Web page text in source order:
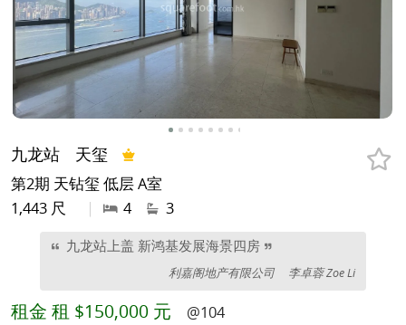
九龙站 天玺
第2期 天钻玺 低层 A室
1,443 尺
| 4 3
九龙站上盖 新鸿基发展海景四房
利嘉阁地产有限公司 李卓蓉 Zoe Li
租金 租 $150,000 元 @104